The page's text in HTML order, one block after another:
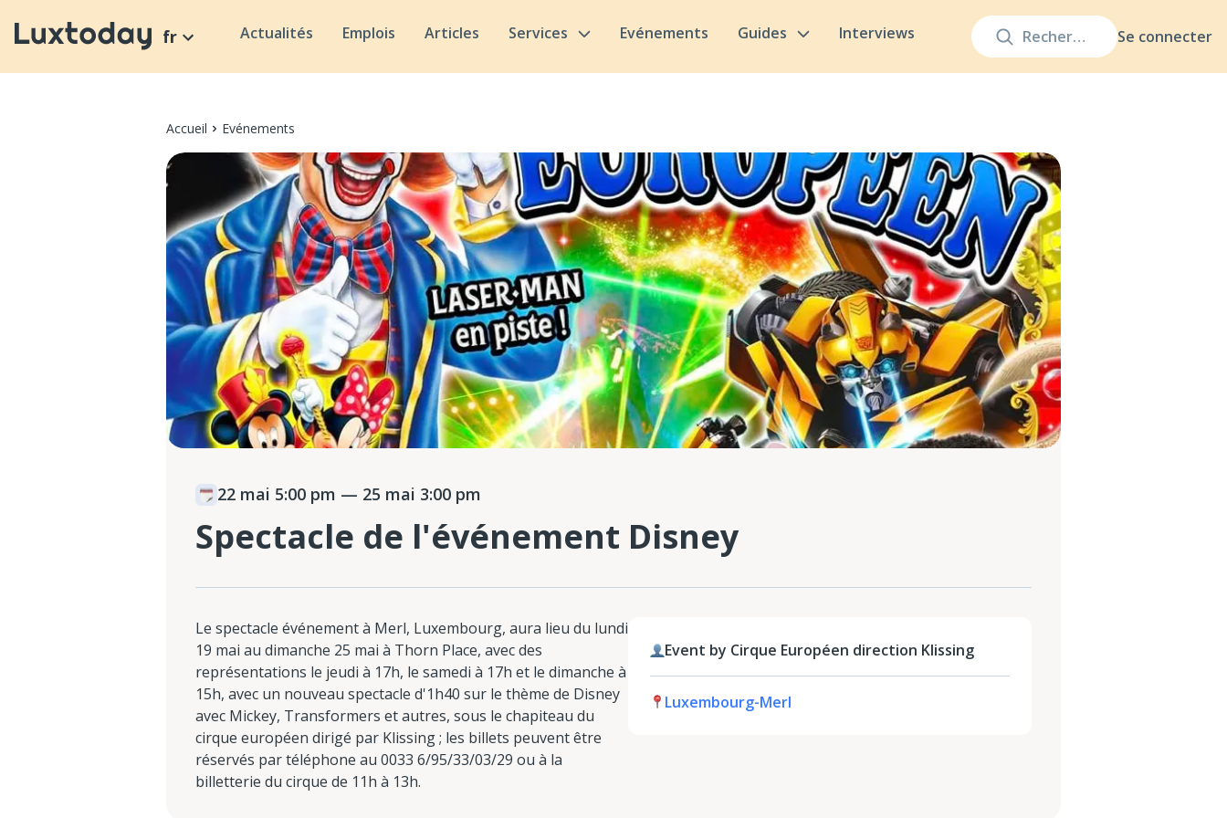
Se connecter
fr Actualités Emplois Articles Services Evénements Guides Interviews
Accueil Evénements
22 mai 5:00 pm — 25 mai 3:00 pm
Spectacle de l'événement Disney
Le spectacle événement à Merl, Luxembourg, aura lieu du lundi
19 mai au dimanche 25 mai à Thorn Place, avec des
représentations le jeudi à 17h, le samedi à 17h et le dimanche à
15h, avec un nouveau spectacle d'1h40 sur le thème de Disney
avec Mickey, Transformers et autres, sous le chapiteau du
cirque européen dirigé par Klissing ; les billets peuvent être
réservés par téléphone au 0033 6/95/33/03/29 ou à la
billetterie du cirque de 11h à 13h.
Event by Cirque Européen direction Klissing
Luxembourg-Merl